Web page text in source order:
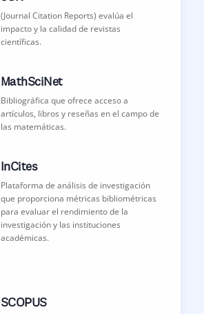
(Journal Citation Reports) evalúa el
impacto y la calidad de revistas
científicas.
MathSciNet
Bibliográfica que ofrece acceso a
artículos, libros y reseñas en el campo de
las matemáticas.
InCites
Plataforma de análisis de investigación
que proporciona métricas bibliométricas
para evaluar el rendimiento de la
investigación y las instituciones
académicas.
SCOPUS